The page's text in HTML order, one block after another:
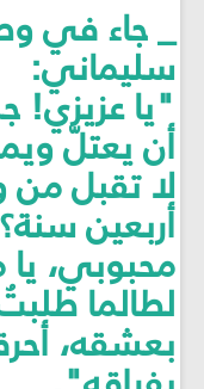
_ جاء في
سليماني:
"يا
أن يعتلّ
لا تقبل
أربعين
محبوبي،
لطالما
بعشقه،